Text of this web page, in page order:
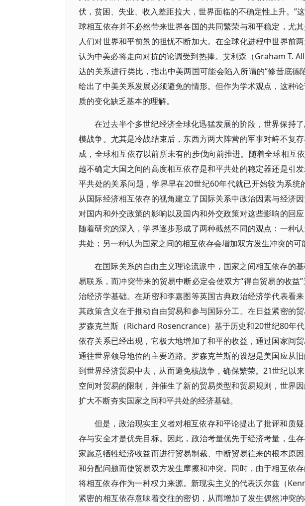
伏，贫困、失业、收入差距拉大，世界面临的不确定性上升。”
球相互依存并不必然带来世界各国的共同繁荣与和平稳定，尤
人们对世界和平前景的担忧不断加大。在全球化进程中世界前
认为中美必将走向对抗的论调受到热捧。艾利森（Graham T.
达的关系进行类比，指出中美两国可能会陷入所谓的“修昔底
给出了中美关系发展必须避免的情形。但作为学术观点，这种
质的变化缺乏基本的理解。
在过去半个多世纪经济全球化迅猛发展的阶段，世界保持
模战争。尤其是冷战结束后，东西方两大阵营的军事对峙不复
成，全球相互依存以前所未有的步伐向前推进。随着全球相互
越不确定大国之间的高度相互依存是和平共处的稳定器还是引
平共处的关系问题，学界早在20世纪60年代就已开始较为系
从国际经济相互依存的视角建立了国际关系中政治因素与经济
对国内和外交政策的影响以及国内和外交政策对这些影响的回
随着研究的深入，学界逐步形成了两种截然不同的观点：一种
共处；另一种认为国家之间的相互依存会增加双方发生冲突的可
在国际关系的自由主义理论流派中，国家之间相互依存的
易联系，而冲突带来的贸易中断必定会使双方“得自贸易的收益
治经济学基础。在斯密和李嘉图等英国古典政治经济学代表看
其政策含义在于推动自由贸易和参与国际分工。在日益紧密的
罗森克兰斯（Richard Rosencrance）基于历史和20世纪80年
依存关系已经出现，它极大地增加了和平的收益，通过国家间
通往世界领导地位的主要道路。罗森克兰斯的设想是美国应从
到世界经济贸易中去，从而避免核战争，确保繁荣。21世纪以
空间对贸易的限制，并催生了新的贸易类型和贸易规则，世界
扩大不断夯实国家之间和平共处的经济基础。
但是，政治现实主义者对相互依存和平论提出了批评和质
存与安全才是优先目标。因此，政治考量优先于经济考量，生
家愿意牺牲经济收益而进行贸易制裁、中断贸易往来的根本原
和分配问题而使贸易双方发生摩擦和冲突。同时，由于相互依
将相互依存作为一种权力来源。新现实主义的代表沃尔兹（
紧密的相互依存意味着交往的密切，从而增加了发生偶然冲突